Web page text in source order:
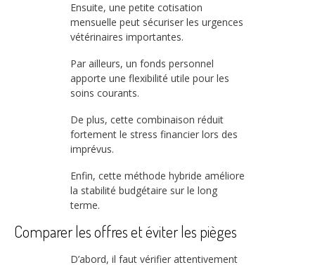
Ensuite, une petite cotisation
mensuelle peut sécuriser les urgences
vétérinaires importantes.
Par ailleurs, un fonds personnel
apporte une flexibilité utile pour les
soins courants.
De plus, cette combinaison réduit
fortement le stress financier lors des
imprévus.
Enfin, cette méthode hybride améliore
la stabilité budgétaire sur le long
terme.
Comparer les offres et éviter les pièges
D’abord, il faut vérifier attentivement